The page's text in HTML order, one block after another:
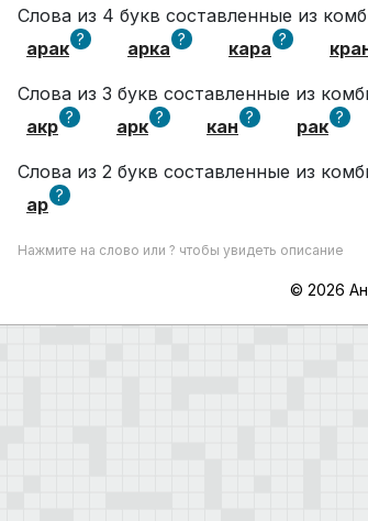
Слова из 4 букв составленные из
арак ? арка ? кара ?
Слова из 3 букв составленные из
акр ? арк ? кан ? рак ?
Слова из 2 букв составленные из
ар ?
Нажмите на слово или ? чтобы увидеть описание
© 2026